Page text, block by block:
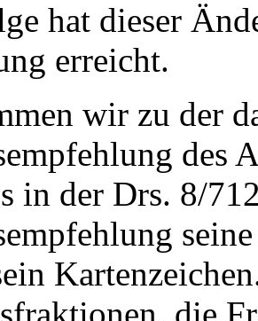
hat dieser
erreicht.
wir zu der
des
in der Drs. 8/